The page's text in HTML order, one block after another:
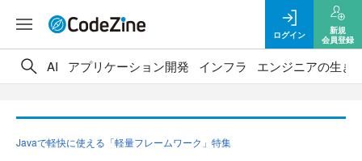
ログイン
新規
会員登録
AI アプリケーション開発 インフラ エンジニアの生き
Javaで軽快に使える「軽量フレームワーク」特集